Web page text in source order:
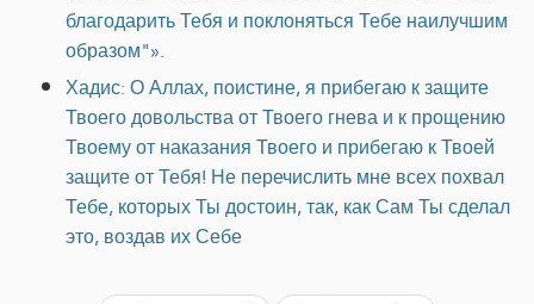
благодарить Тебя и поклоняться Тебе наилучшим
образом"».
Хадис: О Аллах, поистине, я прибегаю к защите
Твоего довольства от Твоего гнева и к прощению
Твоему от наказания Твоего и прибегаю к Твоей
защите от Тебя! Не перечислить мне всех похвал
Тебе, которых Ты достоин, так, как Сам Ты сделал
это, воздав их Себе